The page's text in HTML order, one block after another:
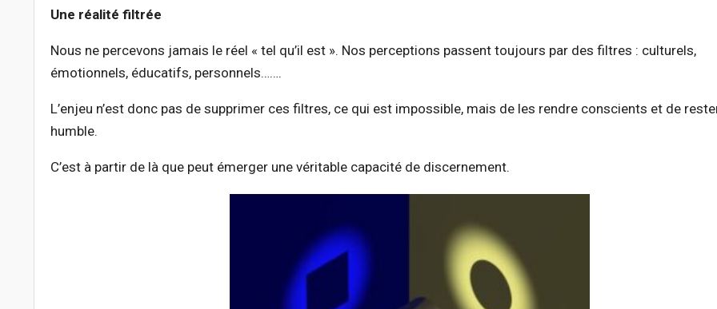
Une réalité filtrée
Nous ne percevons jamais le réel « tel qu’il est ». Nos perceptions passent toujours par des filtres : culturels,
émotionnels, éducatifs, personnels…….
L’enjeu n’est donc pas de supprimer ces filtres, ce qui est impossible, mais de les rendre conscients et de
humble.
C’est à partir de là que peut émerger une véritable capacité de discernement.